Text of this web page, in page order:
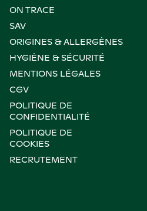
ON TRACE
SAV
ORIGINES & ALLERGÈNES
HYGIÈNE & SÉCURITÉ
MENTIONS LÉGALES
CGV
POLITIQUE DE
CONFIDENTIALITÉ
POLITIQUE DE
COOKIES
RECRUTEMENT